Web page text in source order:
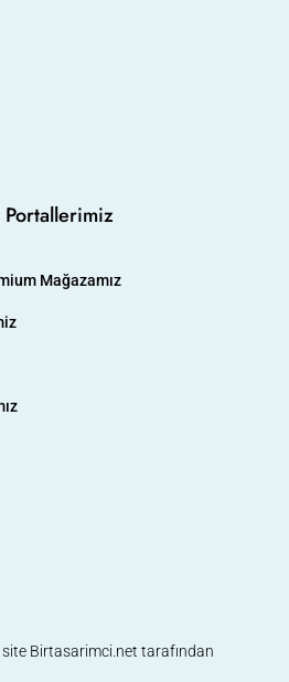
Mağazamız
Birtasarimci.net tarafından